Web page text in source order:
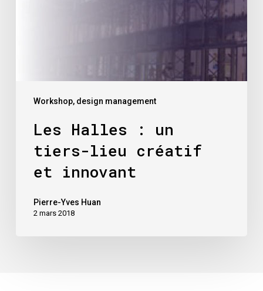
Workshop, design management
Les Halles : un
tiers-lieu créatif
et innovant
Pierre-Yves Huan
2 mars 2018